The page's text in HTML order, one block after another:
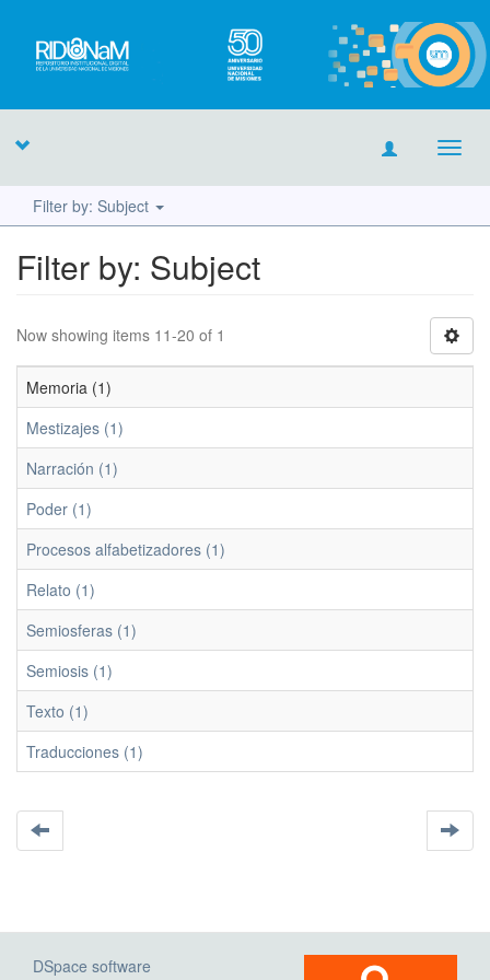
Filter by: Subject
Filter by: Subject
Now showing items 11-20 of 1
Memoria (1)
Mestizajes (1)
Narración (1)
Poder (1)
Procesos alfabetizadores (1)
Relato (1)
Semiosferas (1)
Semiosis (1)
Texto (1)
Traducciones (1)
DSpace software